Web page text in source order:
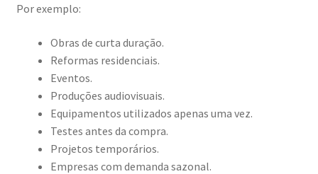
Por exemplo:
Obras de curta duração.
Reformas residenciais.
Eventos.
Produções audiovisuais.
Equipamentos utilizados apenas uma vez.
Testes antes da compra.
Projetos temporários.
Empresas com demanda sazonal.